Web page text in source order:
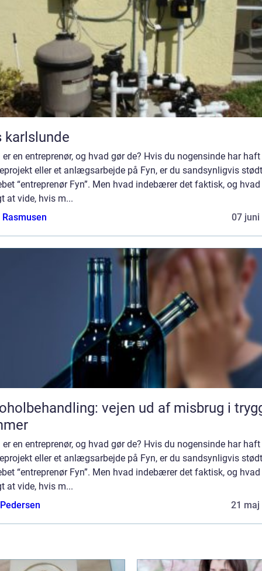
karlslunde
er en entreprenør, og hvad gør de? Hvis du nogensinde har haft
eller et anlægsarbejde på Fyn, er du sandsynligvis
“entreprenør Fyn”. Men hvad indebærer det faktisk, og hvad
at vide, hvis m...
07 juni
vejen ud af misbrug i
er en entreprenør, og hvad gør de? Hvis du nogensinde har haft
eller et anlægsarbejde på Fyn, er du sandsynligvis
“entreprenør Fyn”. Men hvad indebærer det faktisk, og hvad
at vide, hvis m...
21 maj